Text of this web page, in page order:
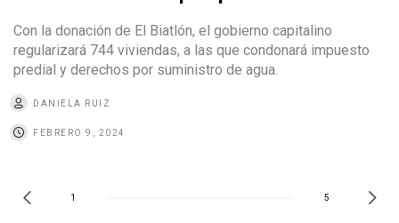
Con la donación de El Biatlón, el gobierno capitalino
regularizará 744 viviendas, a las que condonará impuesto
predial y derechos por suministro de agua.
DANIELA RUIZ
FEBRERO 9, 2024
1 5